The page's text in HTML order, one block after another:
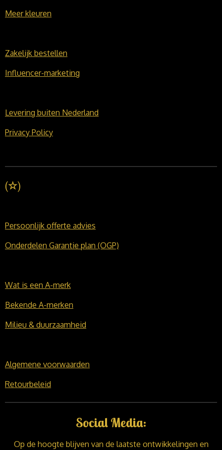
Meer kleuren
Zakelijk bestellen
Influencer-marketing
Levering buiten Nederland
Privacy Policy
(☆)
Persoonlijk offerte advies
Onderdelen Garantie plan (OGP)
Wat is een A-merk
Bekende A-merken
Milieu & duurzaamheid
Algemene voorwaarden
Retourbeleid
Social Media:
Op de hoogte blijven van de laatste ontwikkelingen en